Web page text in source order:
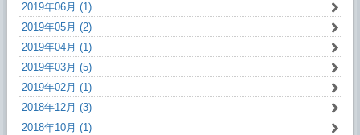
2019年06月 (1)
2019年05月 (2)
2019年04月 (1)
2019年03月 (5)
2019年02月 (1)
2018年12月 (3)
2018年10月 (1)